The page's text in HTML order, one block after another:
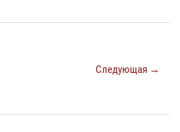
Следующая →